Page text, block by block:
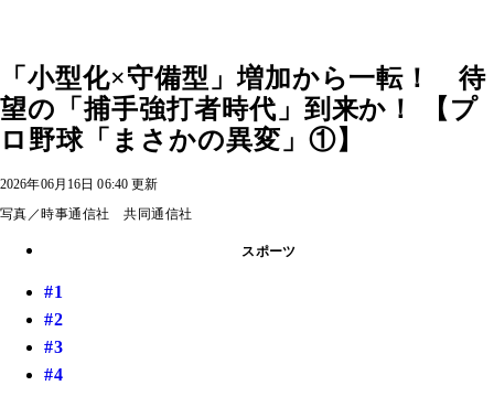
「小型化×守備型」増加から一転！ 待
望の「捕手強打者時代」到来か！ 【プ
ロ野球「まさかの異変」①】
2026年06月16日 06:40 更新
写真／時事通信社 共同通信社
スポーツ
#1
#2
#3
#4